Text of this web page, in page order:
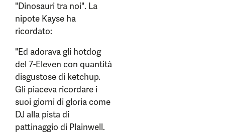
"Dinosauri tra noi". La
nipote Kayse ha
ricordato:
"Ed adorava gli hotdog
del 7-Eleven con quantità
disgustose di ketchup.
Gli piaceva ricordare i
suoi giorni di gloria come
DJ alla pista di
pattinaggio di Plainwell.